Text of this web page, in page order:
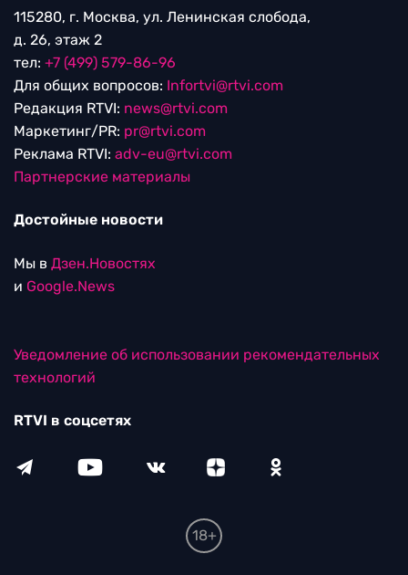
115280, г. Москва, ул. Ленинская слобода,
д. 26, этаж 2
тел: +7 (499) 579-86-96
Для общих вопросов: Infortvi@rtvi.com
Редакция RTVI: news@rtvi.com
Маркетинг/PR: pr@rtvi.com
Реклама RTVI: adv-eu@rtvi.com
Партнерские материалы
Достойные новости
Мы в Дзен.Новостях
и Google.News
Уведомление об использовании рекомендательных
технологий
RTVI в соцсетях
18+